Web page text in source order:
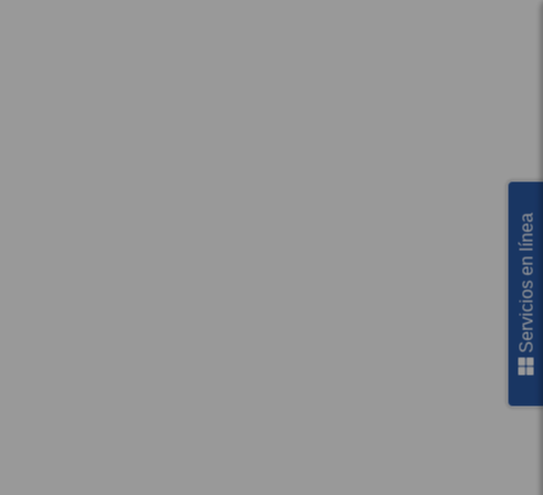
Servicios en línea